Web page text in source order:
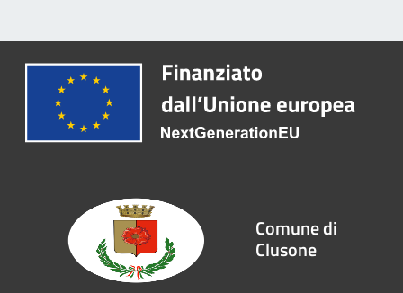
Comune di
Clusone